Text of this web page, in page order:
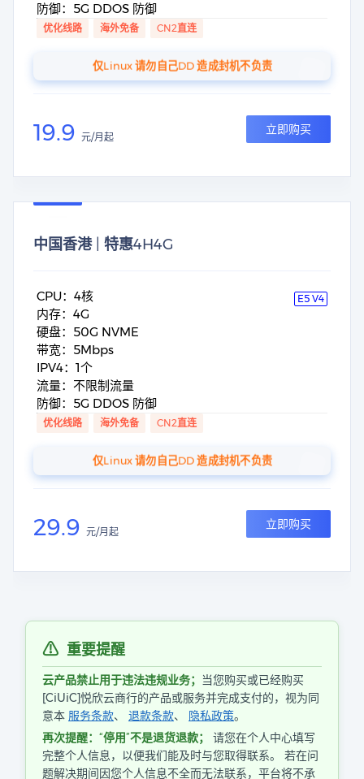
防御：5G DDOS 防御
优化线路 海外免备 CN2直连
仅Linux 请勿自己DD 造成封机不负责
19.9 元/月起
立即购买
中国香港 | 特惠4H4G
CPU：4核 E5 V4
内存：4G
硬盘：50G NVME
带宽：5Mbps
IPV4：1个
流量：不限制流量
防御：5G DDOS 防御
优化线路 海外免备 CN2直连
仅Linux 请勿自己DD 造成封机不负责
29.9 元/月起
立即购买
⚠ 重要提醒
云产品禁止用于违法违规业务； 当您购买或已经购买
[CiUiC]悦欣云商行的产品或服务并完成支付的，视为同
意本 服务条款、 退款条款、 隐私政策。
再次提醒：“停用”不是退货退款；
请您在个人中心填写
完整个人信息，以便我们能及时与您取得联系。 若在问
题解决期间因您个人信息不全而无法联系，平台将不承